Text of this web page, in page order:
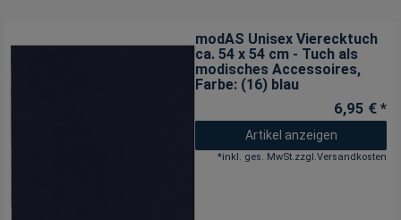
modAS Unisex Vierecktuch
ca. 54 x 54 cm - Tuch als
modisches Accessoires,
Farbe: (16) blau
6,95 € *
Artikel anzeigen
*inkl. ges. MwSt.zzgl.Versandkosten